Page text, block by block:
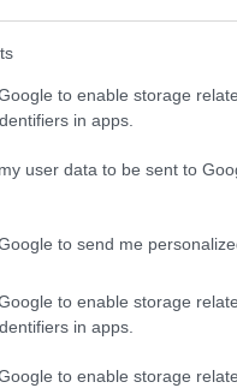
to enable storage
in apps.
user data to be sent to
to send me
to enable storage
in apps.
to enable storage